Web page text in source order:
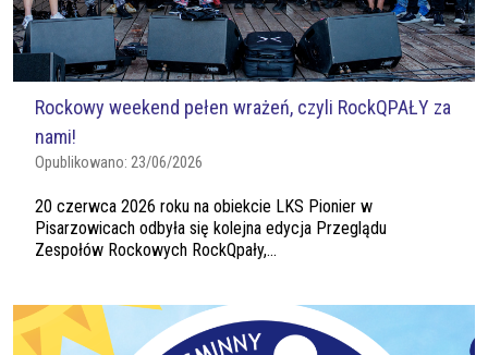
Rockowy weekend pełen wrażeń, czyli RockQPAŁY za
nami!
Opublikowano: 23/06/2026
20 czerwca 2026 roku na obiekcie LKS Pionier w
Pisarzowicach odbyła się kolejna edycja Przeglądu
Zespołów Rockowych RockQpały,...